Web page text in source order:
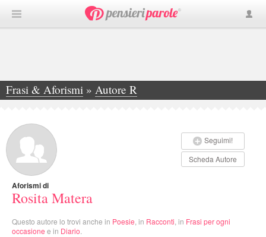
Frasi & Aforismi » Autore R
»Rosita Matera
Seguimi!
Scheda Autore
Aforismi di
Rosita Matera
Questo autore lo trovi anche in Poesie , in Racconti , in Frasi per ogni
occasione e in Diario